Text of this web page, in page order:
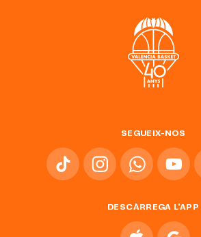
SEGUEIX-NOS
DESCÀRREGA L'APP